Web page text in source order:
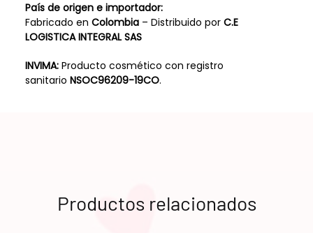
País de origen e importador:
Fabricado en Colombia– Distribuido por C.E
LOGISTICA INTEGRAL SAS
INVIMA:Producto cosmético con registro
sanitario NSOC96209-19CO.
Productos relacionados